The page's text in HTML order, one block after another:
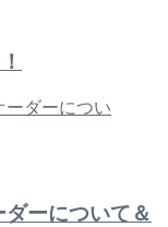
ーについて＆